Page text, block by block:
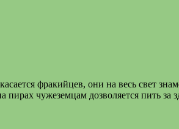
фракийцев, они на весь свет
чужеземцам дозволяется пить